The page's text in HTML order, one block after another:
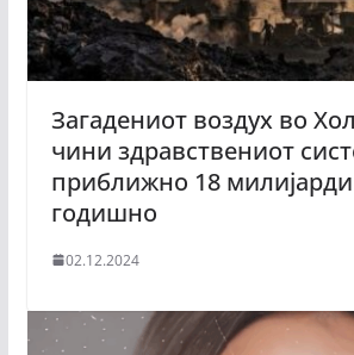
Загадениот воздух во
чини здравствениот
приближно 18
годишно
02.12.2024